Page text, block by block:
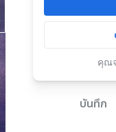
คุณ
บันทึก